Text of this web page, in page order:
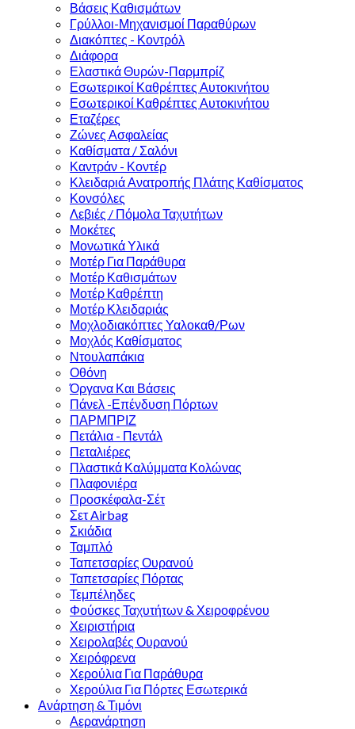
Βάσεις Καθισμάτων
Γρύλλοι-Μηχανισμοί Παραθύρων
Διακόπτες - Κοντρόλ
Διάφορα
Ελαστικά Θυρών-Παρμπρίζ
Εσωτερικοί Καθρέπτες Αυτοκινήτου
Εσωτερικοί Καθρέπτες Αυτοκινήτου
Εταζέρες
Ζώνες Ασφαλείας
Καθίσματα / Σαλόνι
Καντράν - Κοντέρ
Κλειδαριά Ανατροπής Πλάτης Καθίσματος
Κονσόλες
Λεβιές / Πόμολα Ταχυτήτων
Μοκέτες
Μονωτικά Υλικά
Μοτέρ Για Παράθυρα
Μοτέρ Καθισμάτων
Μοτέρ Καθρέπτη
Μοτέρ Κλειδαριάς
Μοχλοδιακόπτες Υαλοκαθ/Ρων
Μοχλός Καθίσματος
Ντουλαπάκια
Οθόνη
Όργανα Και Βάσεις
Πάνελ -Επένδυση Πόρτων
ΠΑΡΜΠΡΙΖ
Πετάλια - Πεντάλ
Πεταλιέρες
Πλαστικά Καλύμματα Κολώνας
Πλαφονιέρα
Προσκέφαλα-Σέτ
Σετ Airbag
Σκιάδια
Ταμπλό
Ταπετσαρίες Ουρανού
Ταπετσαρίες Πόρτας
Τεμπέληδες
Φούσκες Ταχυτήτων & Χειροφρένου
Χειριστήρια
Χειρολαβές Ουρανού
Χειρόφρενα
Χερούλια Για Παράθυρα
Χερούλια Για Πόρτες Εσωτερικά
Ανάρτηση & Τιμόνι
Αερανάρτηση